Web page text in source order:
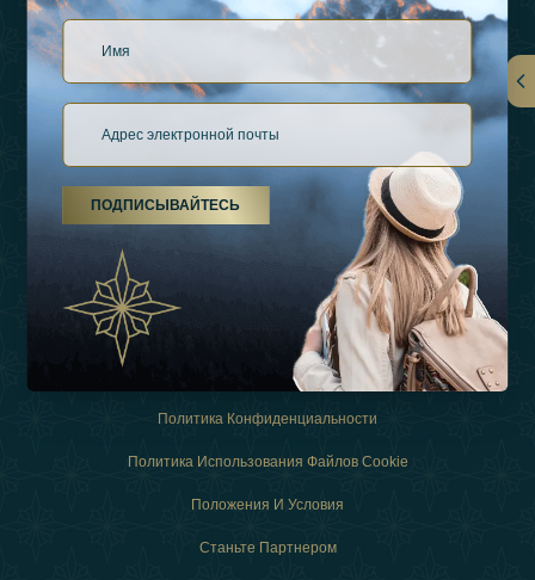
О Нас
Виды Отдыха
Связаться
Политика Конфиденциальности
Политика Использования Файлов Cookie
Положения И Условия
Станьте Партнером
ПОДПИСЫВАЙТЕСЬ